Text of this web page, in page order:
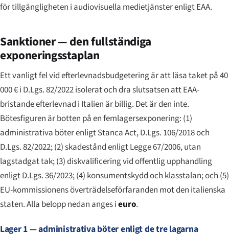
för tillgängligheten i audiovisuella medietjänster enligt EAA.
Sanktioner — den fullständiga
exponeringsstaplan
Ett vanligt fel vid efterlevnadsbudgetering är att läsa taket på 40
000 € i D.Lgs. 82/2022 isolerat och dra slutsatsen att EAA-
bristande efterlevnad i Italien är billig. Det är den inte.
Bötesfiguren är botten på en femlagersexponering: (1)
administrativa böter enligt Stanca Act, D.Lgs. 106/2018 och
D.Lgs. 82/2022; (2) skadestånd enligt Legge 67/2006, utan
lagstadgat tak; (3) diskvalificering vid offentlig upphandling
enligt D.Lgs. 36/2023; (4) konsumentskydd och klasstalan; och (5)
EU-kommissionens överträdelseförfaranden mot den italienska
staten. Alla belopp nedan anges ieuro.
Lager 1 — administrativa böter enligt de tre lagarna